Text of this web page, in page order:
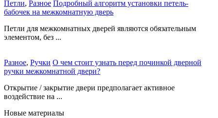
Петли, Разное Подробный алгоритм установки петель-
бабочек на межкомнатную дверь
Петли для межкомнатных дверей являются обязательным
элементом, без ...
Разное, Ручки О чем стоит узнать перед починкой дверной
ручки межкомнатной двери?
Открытие / закрытие двери предполагает активное
воздействие на ...
Новые материалы